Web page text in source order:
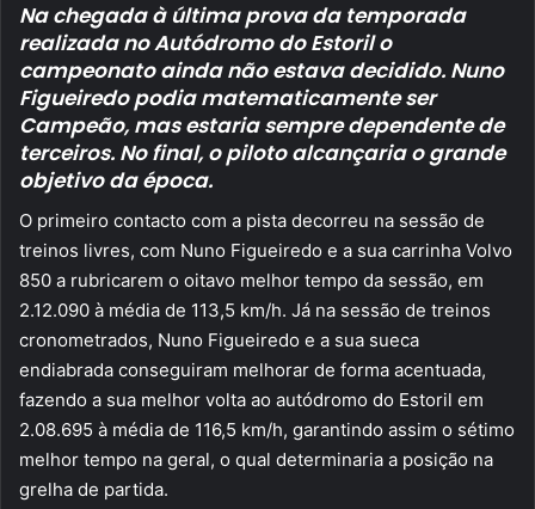
Na chegada à última prova da temporada
realizada no Autódromo do Estoril o
campeonato ainda não estava decidido. Nuno
Figueiredo podia matematicamente ser
Campeão, mas estaria sempre dependente de
terceiros. No final, o piloto alcançaria o grande
objetivo da época.
O primeiro contacto com a pista decorreu na sessão de
treinos livres, com Nuno Figueiredo e a sua carrinha Volvo
850 a rubricarem o oitavo melhor tempo da sessão, em
2.12.090 à média de 113,5 km/h. Já na sessão de treinos
cronometrados, Nuno Figueiredo e a sua sueca
endiabrada conseguiram melhorar de forma acentuada,
fazendo a sua melhor volta ao autódromo do Estoril em
2.08.695 à média de 116,5 km/h, garantindo assim o sétimo
melhor tempo na geral, o qual determinaria a posição na
grelha de partida.